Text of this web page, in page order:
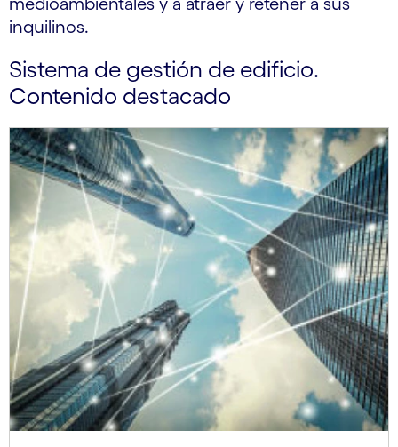
inquilinos.
Sistema de gestión de edificio.
Contenido destacado